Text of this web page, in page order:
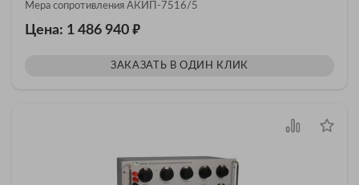
Мера сопротивления АКИП-7516/5
Цена: 1 486 940 ₽
ЗАКАЗАТЬ В ОДИН КЛИК